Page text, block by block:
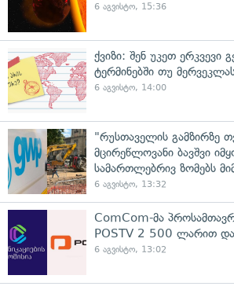
6 აგვისტო, 15:36
ქვიზი: შენ უკეთ
ტერმინებში თუ
6 აგვისტო, 14:00
"რუსთაველის გამზირზე
მცირეწლოვანი ბავშვი
სამართლებრივ ზომებს
6 აგვისტო, 13:32
ComCom-მა
POSTV 2 500 ლარით
6 აგვისტო, 13:02